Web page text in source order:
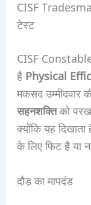
CISF
टेस्ट
CISF
है Physical
मकसद उम्मीदवार
सहनशक्तिको
क्योंकि यह
के लिए फिट है या
दौड़ का मापदंड